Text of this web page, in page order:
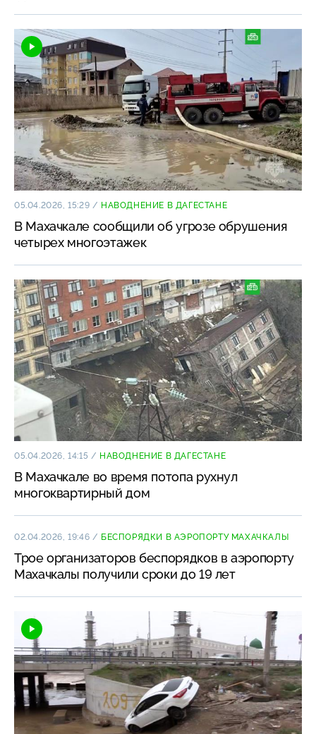
05.04.2026, 15:29 / НАВОДНЕНИЕ В ДАГЕСТАНЕ
В Махачкале сообщили об угрозе обрушения
четырех многоэтажек
05.04.2026, 14:15 / НАВОДНЕНИЕ В ДАГЕСТАНЕ
В Махачкале во время потопа рухнул
многоквартирный дом
02.04.2026, 19:46 / БЕСПОРЯДКИ В АЭРОПОРТУ МАХАЧКАЛЫ
Трое организаторов беспорядков в аэропорту
Махачкалы получили сроки до 19 лет